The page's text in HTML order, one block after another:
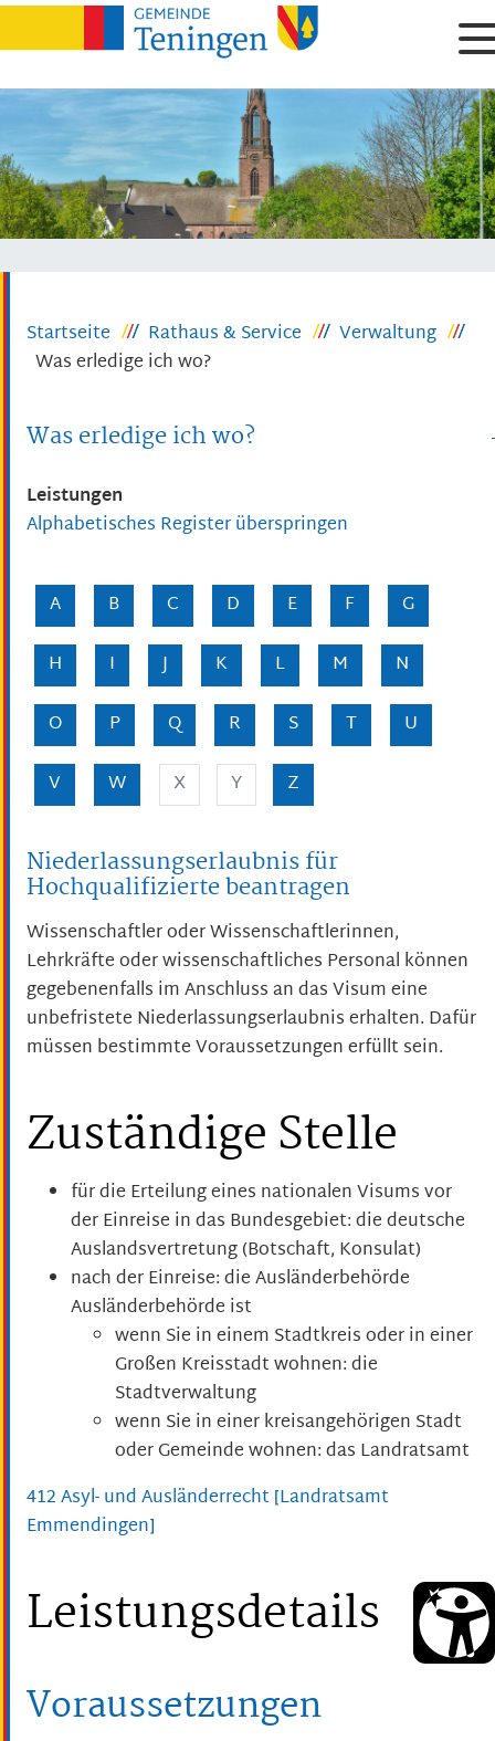
Startseite Rathaus & Service
Verwaltung
Was erledige ich wo?
Was erledige ich wo?
Leistungen
Alphabetisches Register überspringen
A B C D E F
G
H
I J K L M
N
O
P Q R S T
U
V
W X Y Z
Niederlassungserlaubnis für
Hochqualifizierte beantragen
Wissenschaftler oder Wissenschaftlerinnen,
Lehrkräfte oderwissenschaftliches Personal können
gegebenenfalls im Anschluss an das Visum eine
unbefristete Niederlassungserlaubnis erhalten. Dafür
müssen bestimmte Voraussetzungen erfüllt sein.
Zuständige Stelle
für die Erteilung eines nationalen Visums vor
der Einreise in das Bundesgebiet: die deutsche
Auslandsvertretung (Botschaft, Konsulat)
nach der Einreise: die Ausländerbehörde
Ausländerbehörde ist
wenn Sie in einem Stadtkreis oder in einer
Großen Kreisstadt wohnen: die
Stadtverwaltung
wenn Sie in einer kreisangehörigen Stadt
oder Gemeinde wohnen: das Landratsamt
412 Asyl- und Ausländerrecht [Landratsamt
Emmendingen]
Leistungsdetails
Voraussetzungen